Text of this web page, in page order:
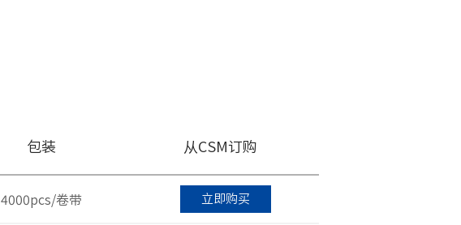
包装 从CSM订购
4000pcs/卷带 立即购买